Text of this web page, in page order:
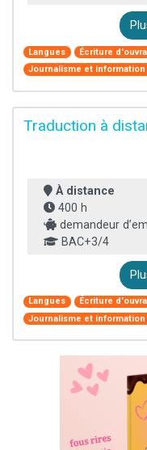
Langues
Écriture
Journalisme et information
Traduction à
À distance
400 h
demandeur
BAC+3/4
Langues
Écriture
Journalisme et information